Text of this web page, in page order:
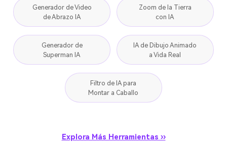
Generador de Video
de Abrazo IA
Zoom de la Tierra
con IA
Generador de
Superman IA
IA de Dibujo Animado
a Vida Real
Filtro de IA para
Montar a Caballo
Explora Más Herramientas ››